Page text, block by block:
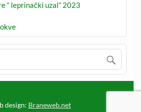
“ leprinački uzal” 2023
design: Braneweb.net